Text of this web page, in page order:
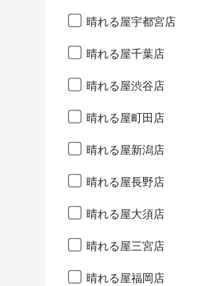
晴れる屋宇都宮店
晴れる屋千葉店
晴れる屋渋谷店
晴れる屋町田店
晴れる屋新潟店
晴れる屋長野店
晴れる屋大須店
晴れる屋三宮店
晴れる屋福岡店